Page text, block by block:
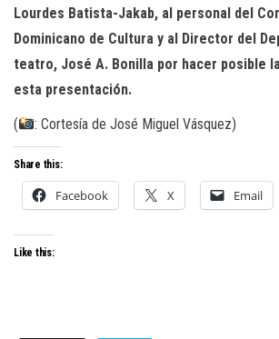
Lourdes Batista-Jakab, al personal del
Dominicano de Cultura y al Director del
teatro, José A. Bonilla por hacer posible
esta presentación.
(
: Cortesía de José Miguel Vásquez)
Share this:
Facebook X Email
Like this: